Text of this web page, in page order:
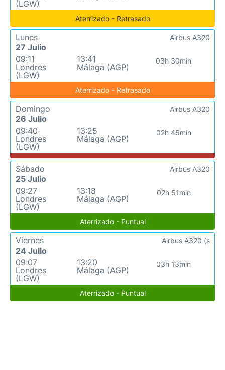
(LGW)
Aterrizado - Retrasado
Lunes
27 Julio
09:11
Londres
(LGW)
13:41
Málaga (AGP)
03h 30min
Airbus A320
Aterrizado - Retrasado
Domingo
26 Julio
09:40
Londres
(LGW)
13:25
Málaga (AGP)
02h 45min
Airbus A320
Sábado
25 Julio
09:27
Londres
(LGW)
13:18
Málaga (AGP)
02h 51min
Airbus A320
Aterrizado - Puntual
Viernes
24 Julio
09:07
Londres
(LGW)
13:20
Málaga (AGP)
03h 13min
Airbus A320 (s
Aterrizado - Puntual